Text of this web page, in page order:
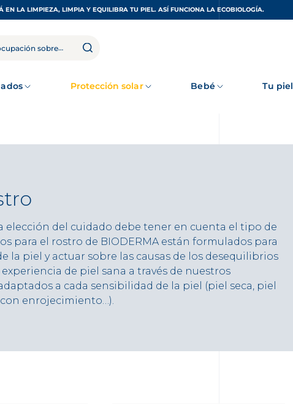
EN LA LIMPIEZA, LIMPIA Y EQUILIBRA TU PIEL. ASÍ FUNCIONA LA ECOBIOLOGÍA.
Protección solar Bebé Tu piel
elección del cuidado debe tener en cuenta el tipo de
para el rostro de BIODERMA están formulados para
la piel y actuar sobre las causas de los desequilibrios
de piel sana a través de nuestros
a cada sensibilidad de la piel (piel seca, piel
enrojecimiento…).